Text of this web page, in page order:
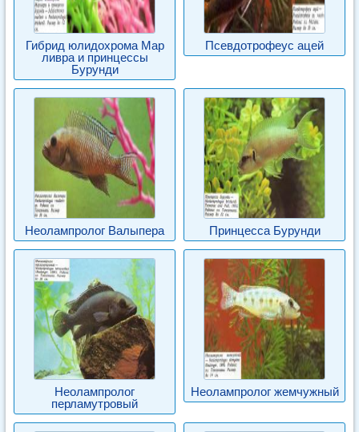
Гибрид юлидохрома Мар
ливра и принцессы
Бурунди
Псевдотрофеус ацей
Неолампролог Валыпера Принцесса Бурунди
Неолампролог
перламутровый
Неолампролог жемчужный